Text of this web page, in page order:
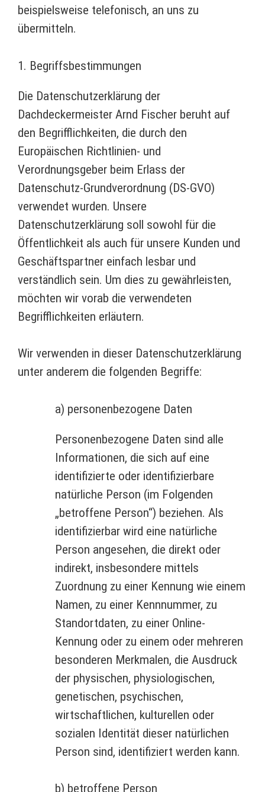
beispielsweise telefonisch, an uns zu
übermitteln.
1. Begriffsbestimmungen
Die Datenschutzerklärung der
Dachdeckermeister Arnd Fischer beruht auf
den Begrifflichkeiten, die durch den
Europäischen Richtlinien- und
Verordnungsgeber beim Erlass der
Datenschutz-Grundverordnung (DS-GVO)
verwendet wurden. Unsere
Datenschutzerklärung soll sowohl für die
Öffentlichkeit als auch für unsere Kunden und
Geschäftspartner einfach lesbar und
verständlich sein. Um dies zu gewährleisten,
möchten wir vorab die verwendeten
Begrifflichkeiten erläutern.
Wir verwenden in dieser Datenschutzerklärung
unter anderem die folgenden Begriffe:
a) personenbezogene Daten
Personenbezogene Daten sind alle
Informationen, die sich auf eine
identifizierte oder identifizierbare
natürliche Person (im Folgenden
„betroffene Person“) beziehen. Als
identifizierbar wird eine natürliche
Person angesehen, die direkt oder
indirekt, insbesondere mittels
Zuordnung zu einer Kennung wie einem
Namen, zu einer Kennnummer, zu
Standortdaten, zu einer Online-
Kennung oder zu einem oder mehreren
besonderen Merkmalen, die Ausdruck
der physischen, physiologischen,
genetischen, psychischen,
wirtschaftlichen, kulturellen oder
sozialen Identität dieser natürlichen
Person sind, identifiziert werden kann.
b) betroffene Person